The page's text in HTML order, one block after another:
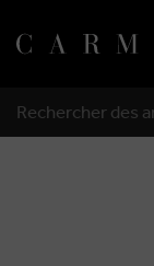
RECHERCHER